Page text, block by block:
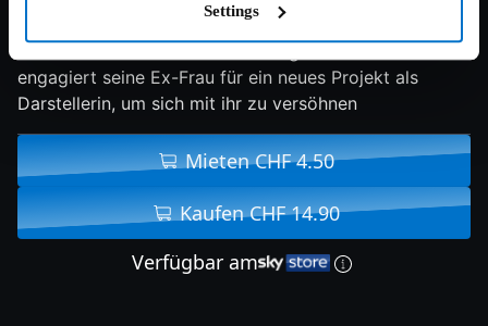
Settings
Ein Filmemacher hat einen Hintergedanken: Er
engagiert seine Ex-Frau für ein neues Projekt als
Darstellerin, um sich mit ihr zu versöhnen
Mieten CHF 4.50
Kaufen CHF 14.90
Verfügbar am